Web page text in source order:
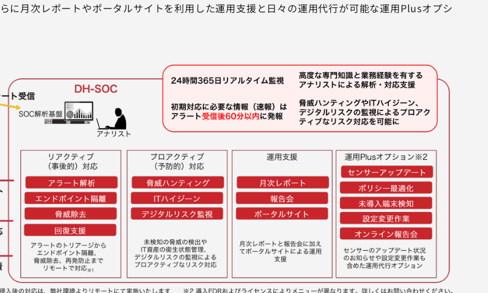
に月次レポートやポータルサイトを利用した運用支援と日々の運用代行が可能な運用Plusオプシ